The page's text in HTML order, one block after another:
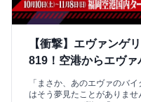
【衝撃】エヴァンゲ
819！空港からエヴァ
「まさか、あのエヴァのバ
はそう夢見たことがありま